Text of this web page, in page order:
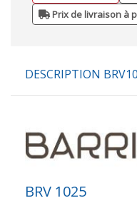
Prix de livraison à
DESCRIPTION
BRV 1025